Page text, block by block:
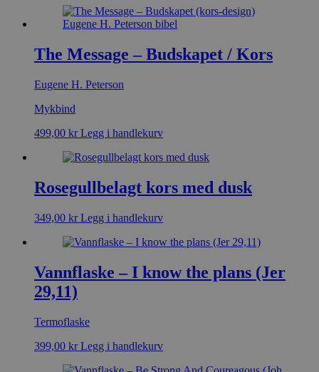
The Message – Budskapet / Kors
Eugene H. Peterson
Mykbind
499,00 kr Legg i handlekurv
Rosegullbelagt kors med dusk
349,00 kr Legg i handlekurv
Vannflaske – I know the plans (Jer
29,11)
Termoflaske
399,00 kr Legg i handlekurv